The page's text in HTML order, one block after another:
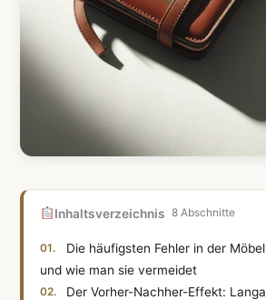
Inhaltsverzeichnis 8 Abschnitte
Die häufigsten Fehler in der
und wie man sie vermeidet
Der Vorher-Nachher-Effekt: